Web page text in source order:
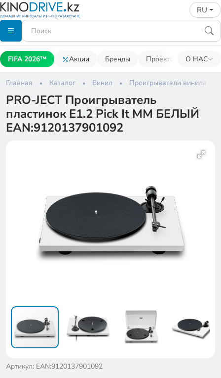
RU
FIFA 2026™ Акции Бренды Проекторы О НАС
Главная Каталог Винил Проигрыватели винила
PRO-JECT Проигрыватель
пластинок Е1.2 Pick It MM БЕЛЫЙ
EAN:9120137901092
Артикул: EAN:9120137901092